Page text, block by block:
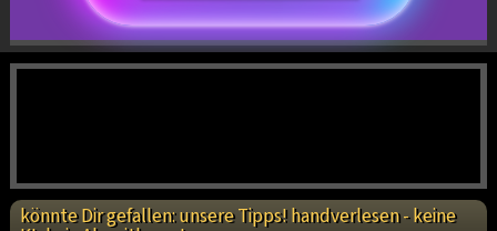
könnte Dir gefallen: unsere Tipps! handverlesen - keine